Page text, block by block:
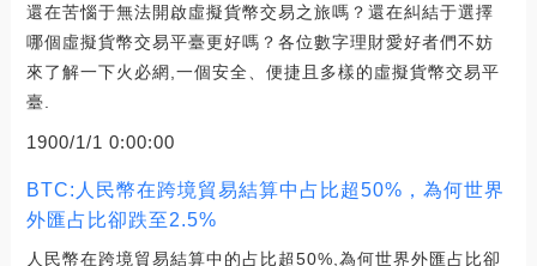
還在苦惱于無法開啟虛擬貨幣交易之旅嗎？還在糾結于選擇
哪個虛擬貨幣交易平臺更好嗎？各位數字理財愛好者們不妨
來了解一下火必網,一個安全、便捷且多樣的虛擬貨幣交易平
臺.
1900/1/1 0:00:00
BTC:人民幣在跨境貿易結算中占比超50%，為何世界
外匯占比卻跌至2.5%
人民幣在跨境貿易結算中的占比超50%,為何世界外匯占比卻